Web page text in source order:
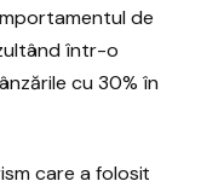
de
într-o
cu 30% în
care a folosit